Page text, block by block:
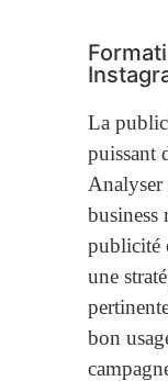
La
puissant
Analyser
business
publicité
une
bon